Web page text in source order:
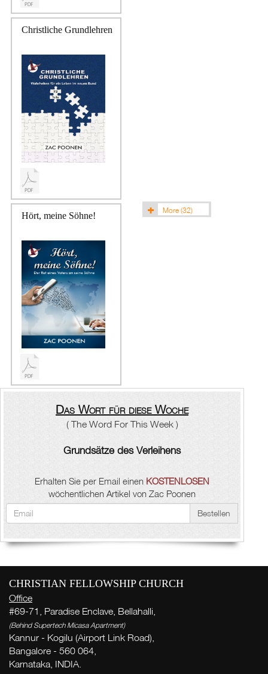
Christliche Grundlehren
Hört, meine Söhne!
More (32)
Das Wort für diese Woche
( The Word For This Week )
Grundsätze des Verleihens
Erhalten Sie per Email einen KOSTENLOSEN
wöchentlichen Artikel von Zac Poonen
Bestellen
CHRISTIAN FELLOWSHIP CHURCH
Office
#69-71, Paradise Enclave, Bellahalli,
(Behind Supertech Micasa Apartment)
Kannur - Kogilu (Airport Link Road),
Bangalore - 560 064,
Karnataka, INDIA.